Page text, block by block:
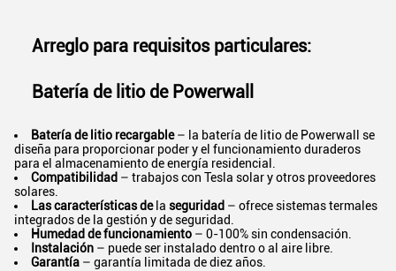
Arreglo para requisitos particulares:
Batería de litio de Powerwall
Batería de litio recargable– la batería de litio de Powerwall se
diseña para proporcionar poder y el funcionamiento duraderos
para el almacenamiento de energía residencial.
Compatibilidad – trabajos con Tesla solar y otros proveedores
solares.
Las características dela seguridad – ofrece sistemas termales
integrados de la gestión y de seguridad.
Humedad de funcionamiento – 0-100% sin condensación.
Instalación – puede ser instalado dentro o al aire libre.
Garantía – garantía limitada de diez años.